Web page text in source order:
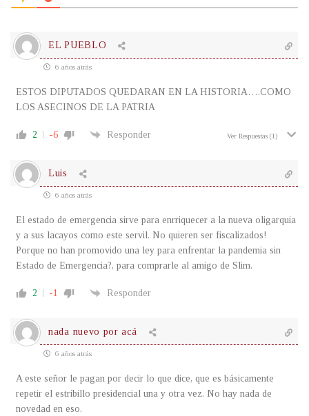
EL PUEBLO
6 años atrás
ESTOS DIPUTADOS QUEDARAN EN LA HISTORIA….COMO
LOS ASECINOS DE LA PATRIA
2 -6 Responder Ver Respuestas (1)
Luis
6 años atrás
El estado de emergencia sirve para enrriquecer a la nueva oligarquia
y a sus lacayos como este servil. No quieren ser fiscalizados!
Porque no han promovido una ley para enfrentar la pandemia sin
Estado de Emergencia?, para comprarle al amigo de Slim.
2 -1 Responder
nada nuevo por acá
6 años atrás
A este señor le pagan por decir lo que dice, que es básicamente
repetir el estribillo presidencial una y otra vez. No hay nada de
novedad en eso.